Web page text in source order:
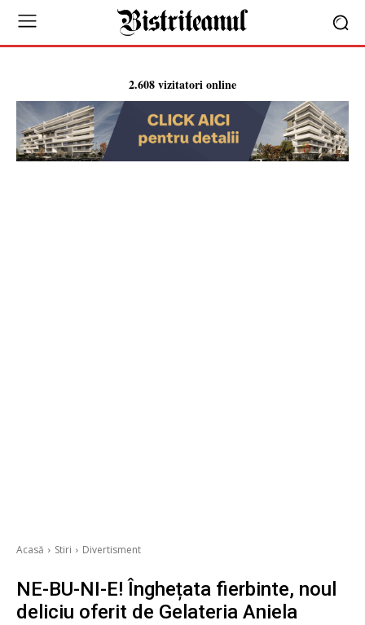
2.608 vizitatori online
Acasă Stiri Divertisment
NE-BU-NI-E! Înghețata fierbinte, noul
deliciu oferit de Gelateria Aniela